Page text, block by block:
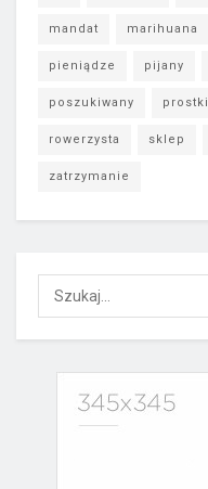
mandat marihuana
pieniądze pijany
poszukiwany prostki
rowerzysta sklep
zatrzymanie